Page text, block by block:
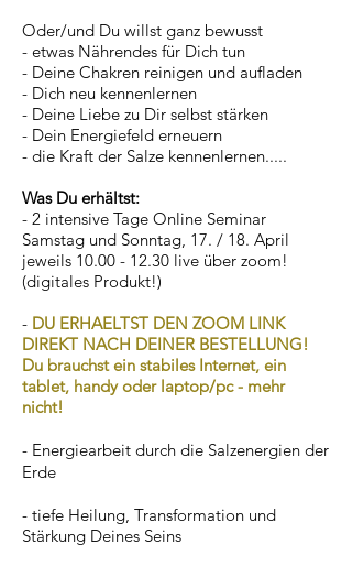
Oder/und Du willst ganz bewusst
- etwas Nährendes für Dich tun
- Deine Chakren reinigen und aufladen
- Dich neu kennenlernen
- Deine Liebe zu Dir selbst stärken
- Dein Energiefeld erneuern
- die Kraft der Salze kennenlernen.....
Was Du erhältst:
- 2 intensive Tage Online Seminar
Samstag und Sonntag, 17. / 18. April
jeweils 10.00 - 12.30 live über zoom!
(digitales Produkt!)
- DU ERHAELTST DEN ZOOM LINK
DIREKT NACH DEINER BESTELLUNG!
Du brauchst ein stabiles Internet, ein
tablet, handy oder laptop/pc - mehr
nicht!
- Energiearbeit durch die Salzenergien der
Erde
- tiefe Heilung, Transformation und
Stärkung Deines Seins